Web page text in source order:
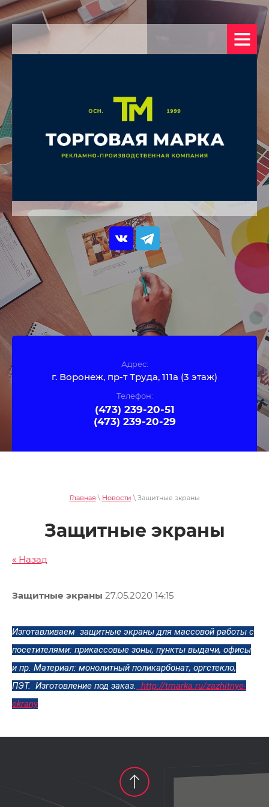
Адрес:
г. Воронеж, пр-т Труда, 111а (3 этаж)
Телефон:
(473) 239-20-51
(473) 239-20-29
Главная \ Новости \ Защитные экраны
Защитные экраны
« Назад
Защитные экраны 27.05.2020 14:15
Изготавливаем защитные экраны для массовой работы с
посетителями: прикассовые зоны, пункты выдачи, офисы
и пр. Материал: монолитный поликарбонат, оргстекло,
ПЭТ. Изготовление под заказ. http://tmarka.ru/zazhitnye-
ekrany